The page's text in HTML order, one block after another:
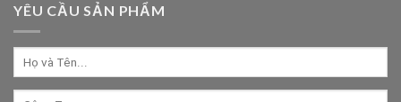
YÊU CẦU SẢN PHẨM